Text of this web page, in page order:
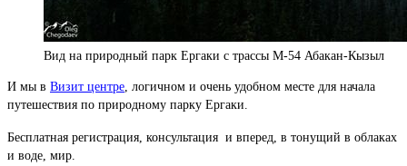
Вид на природный парк Ергаки с трассы М-54 Абакан-Кызыл
И мы в Визит центре , логичном и очень удобном месте для начала
путешествия по природному парку Ергаки.
Бесплатная регистрация, консультация и вперед, в тонущий в облаках
и воде, мир.